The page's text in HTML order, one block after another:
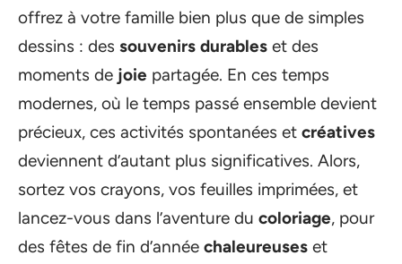
offrez à votre famille bien plus que de simples
dessins : des souvenirs durables et des
moments de joie partagée. En ces temps
modernes, où le temps passé ensemble devient
précieux, ces activités spontanées et créatives
deviennent d’autant plus significatives. Alors,
sortez vos crayons, vos feuilles imprimées, et
lancez-vous dans l’aventure du coloriage, pour
des fêtes de fin d’année chaleureuses et